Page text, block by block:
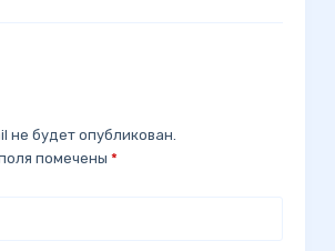
не будет опубликован.
помечены *